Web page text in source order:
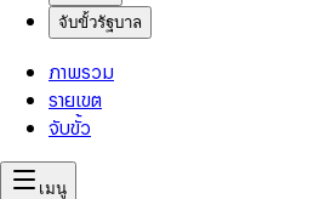
จับขั้วรัฐบาล
ภาพรวม
รายเขต
จับขั้ว
เมนู